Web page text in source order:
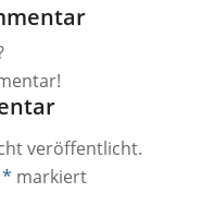
veröffentlicht.
* markiert